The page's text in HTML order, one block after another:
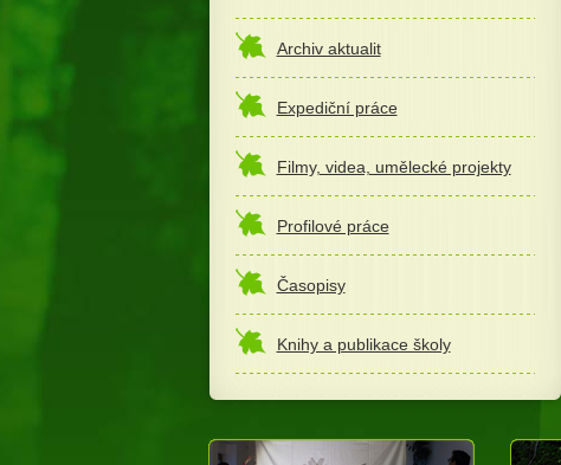
Archiv aktualit
Expediční práce
Filmy, videa, umělecké projekty
Profilové práce
Časopisy
Knihy a publikace školy